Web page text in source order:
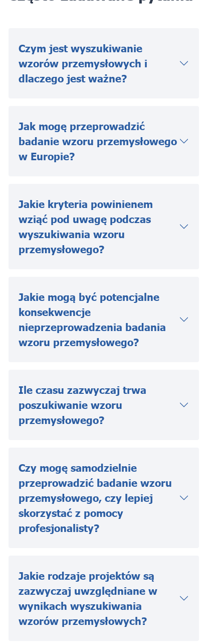
Czym jest wyszukiwanie
wzorów przemysłowych i
dlaczego jest ważne?
Jak mogę przeprowadzić
badanie wzoru przemysłowego
w Europie?
Jakie kryteria powinienem
wziąć pod uwagę podczas
wyszukiwania wzoru
przemysłowego?
Jakie mogą być potencjalne
konsekwencje
nieprzeprowadzenia badania
wzoru przemysłowego?
Ile czasu zazwyczaj trwa
poszukiwanie wzoru
przemysłowego?
Czy mogę samodzielnie
przeprowadzić badanie wzoru
przemysłowego, czy lepiej
skorzystać z pomocy
profesjonalisty?
Jakie rodzaje projektów są
zazwyczaj uwzględniane w
wynikach wyszukiwania
wzorów przemysłowych?